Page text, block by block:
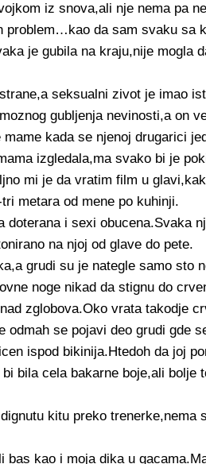
iz snova,ali nje nema pa
problem…kao da sam svaku sa
je gubila na kraju,nije mogla
seksualni zivot je imao
gubljenja nevinosti,a on
kada se njenoj drugarici
izgledala,ma svako bi je
mi je da vratim film u
metara od mene po kuhinji.
doterana i sexi obucena.Svaka
na njoj od glave do pete.
grudi su je nategle samo sto
noge nikad da stignu do
zglobova.Oko vrata takodje
se pojavi deo grudi gde
ispod bikinija.Htedoh da joj
bila cela bakarne boje,ali bolje
kitu preko trenerke,nema
kao i moja dika u